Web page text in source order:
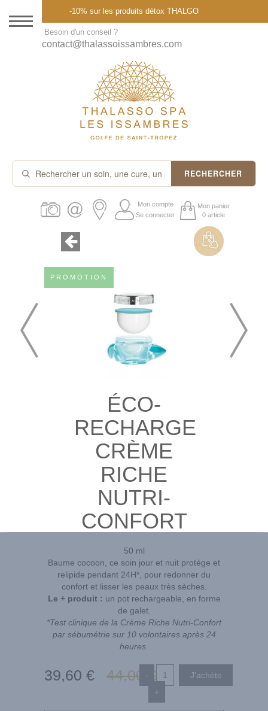
DESTINATION
THALASSO SPA
CURES ET FORFAITS
SOINS À LA CARTE
ABONNEMENTS
PROMOS
-10% sur les produits détox THALGO
Besoin d'un conseil ?
contact@thalassoissambres.com
RECHERCHER
Mon compte
Se connecter
Mon panier
0 article
PROMOTION
ÉCO-
RECHARGE
CRÈME
RICHE
NUTRI-
CONFORT
50 ml
Baume cocoon, ce soin jour et nuit protège et
relipide pendant 24H*, pour redonner du
confort et lisser les peaux très sèches.
Le + produit : un pot rechargeable, en forme
de galet.
*Test clinique de la Crème Riche Nutri-Confort
par sébumétrie sur 10 volontaires après 24
heures.
39,60 € 44,00 €
-
+